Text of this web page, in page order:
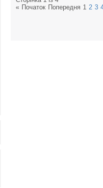
« Початок Попередня 1 2 3